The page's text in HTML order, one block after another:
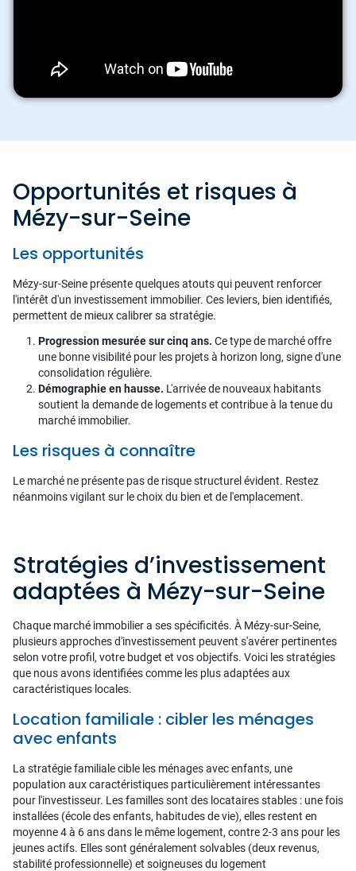
Opportunités et risques à
Mézy-sur-Seine
Les opportunités
Mézy-sur-Seine présente quelques atouts qui peuvent renforcer
l'intérêt d'un investissement immobilier. Ces leviers, bien identifiés,
permettent de mieux calibrer sa stratégie.
Progression mesurée sur cinq ans. Ce type de marché offre
une bonne visibilité pour les projets à horizon long, signe d'une
consolidation régulière.
Démographie en hausse. L'arrivée de nouveaux habitants
soutient la demande de logements et contribue à la tenue du
marché immobilier.
Les risques à connaître
Le marché ne présente pas de risque structurel évident. Restez
néanmoins vigilant sur le choix du bien et de l'emplacement.
Stratégies d’investissement
adaptées à Mézy-sur-Seine
Chaque marché immobilier a ses spécificités. À Mézy-sur-Seine,
plusieurs approches d'investissement peuvent s'avérer pertinentes
selon votre profil, votre budget et vos objectifs. Voici les stratégies
que nous avons identifiées comme les plus adaptées aux
caractéristiques locales.
Location familiale : cibler les ménages
avec enfants
La stratégie familiale cible les ménages avec enfants, une
population aux caractéristiques particulièrement intéressantes
pour l'investisseur. Les familles sont des locataires stables : une fois
installées (école des enfants, habitudes de vie), elles restent en
moyenne 4 à 6 ans dans le même logement, contre 2-3 ans pour les
jeunes actifs. Elles sont généralement solvables (deux revenus,
stabilité professionnelle) et soigneuses du logement